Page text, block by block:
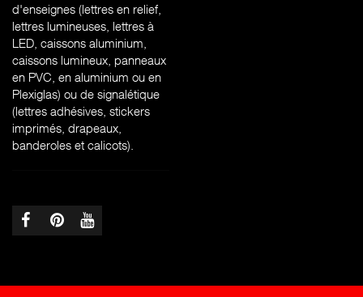
d'enseignes (lettres en relief,
lettres lumineuses, lettres à
LED, caissons aluminium,
caissons lumineux, panneaux
en PVC, en aluminium ou en
Plexiglas) ou de signalétique
(lettres adhésives, stickers
imprimés, drapeaux,
banderoles et calicots).